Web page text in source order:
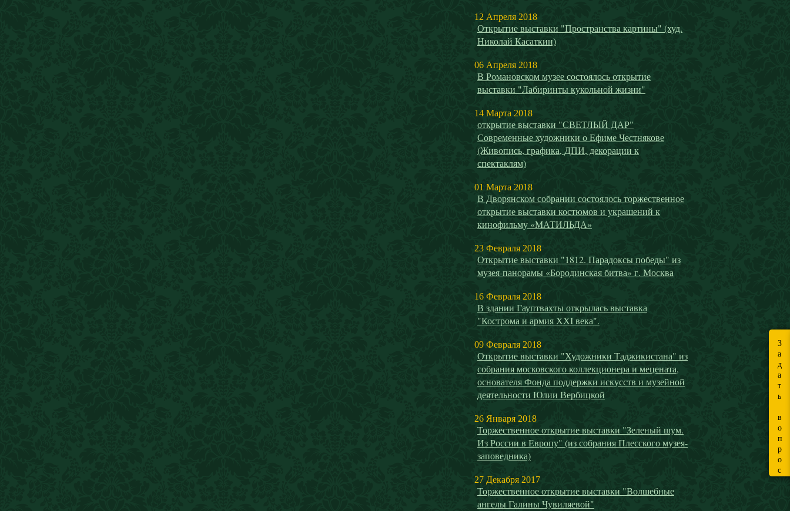
З
а
д
а
т
ь
в
о
п
р
о
с
12 Апреля 2018
Открытие выставки "Пространства картины" (худ.
Николай Касаткин)
06 Апреля 2018
В Романовском музее состоялось открытие
выставки "Лабиринты кукольной жизни"
14 Марта 2018
открытие выставки "СВЕТЛЫЙ ДАР"
Современные художники о Ефиме Честнякове
(Живопись, графика, ДПИ, декорации к
спектаклям)
01 Марта 2018
В Дворянском собрании состоялось торжественное
открытие выставки костюмов и украшений к
кинофильму «МАТИЛЬДА»
23 Февраля 2018
Открытие выставки "1812. Парадоксы победы" из
музея-панорамы «Бородинская битва» г. Москва
16 Февраля 2018
В здании Гауптвахты открылась выставка
"Кострома и армия ХХI века".
09 Февраля 2018
Открытие выставки "Художники Таджикистана" из
собрания московского коллекционера и мецената,
основателя Фонда поддержки искусств и музейной
деятельности Юлии Вербицкой
26 Января 2018
Торжественное открытие выставки "Зеленый шум.
Из России в Европу" (из собрания Плесского музея-
заповедника)
27 Декабря 2017
Торжественное открытие выставки "Волшебные
ангелы Галины Чувиляевой"